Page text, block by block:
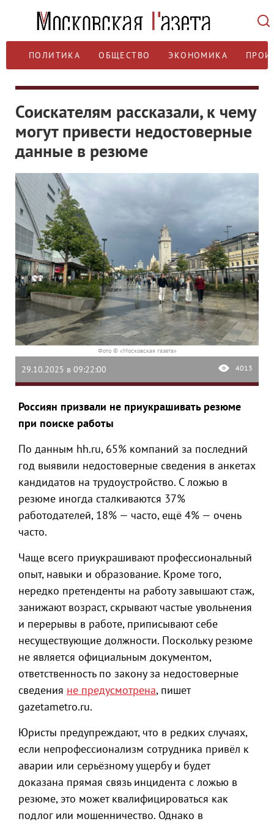
ПОЛИТИКА ОБЩЕСТВО ЭКОНОМИКА
Соискателям рассказали, к чему
могут привести недостоверные
данные в резюме
Фото © «Московская газета»
29.10.2025 в 09:22:00 4013
Россиян призвали не приукрашивать резюме
при поиске работы
По данным hh.ru, 65% компаний за последний
год выявили недостоверные сведения в анкетах
кандидатов на трудоустройство. С ложью в
резюме иногда сталкиваются 37%
работодателей, 18% — часто, ещё 4% — очень
часто.
Чаще всего приукрашивают профессиональный
опыт, навыки и образование. Кроме того,
нередко претенденты на работу завышают стаж,
занижают возраст, скрывают частые увольнения
и перерывы в работе, приписывают себе
несуществующие должности. Поскольку резюме
не является официальным документом,
ответственность по закону за недостоверные
сведения не предусмотрена, пишет
gazetametro.ru.
Юристы предупреждают, что в редких случаях,
если непрофессионализм сотрудника привёл к
аварии или серьёзному ущербу и будет
доказана прямая связь инцидента с ложью в
резюме, это может квалифицироваться как
подлог или мошенничество. Однако в